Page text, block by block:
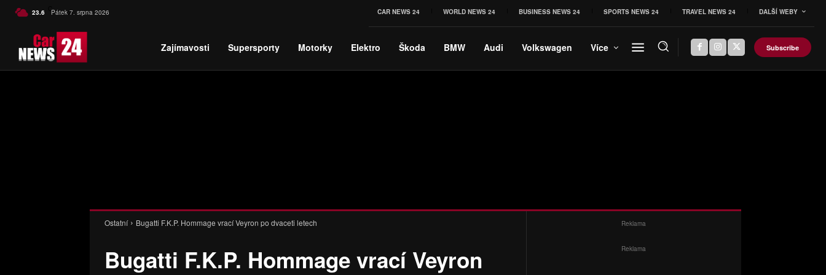
23.6 C Czech
Pátek 7. srpna 2026 CAR NEWS 24 WORLD NEWS 24 BUSINESS NEWS 24 SPORTS NEWS 24 TRAVEL NEWS 24 DALŠÍ WEBY
Zajímavosti Supersporty Motorky Elektro Škoda BMW Audi Volkswagen Více Subscribe
Ostatní Bugatti F.K.P. Hommage vrací Veyron po dvaceti letech
Bugatti F.K.P. Hommage vrací Veyron
Reklama
Reklama